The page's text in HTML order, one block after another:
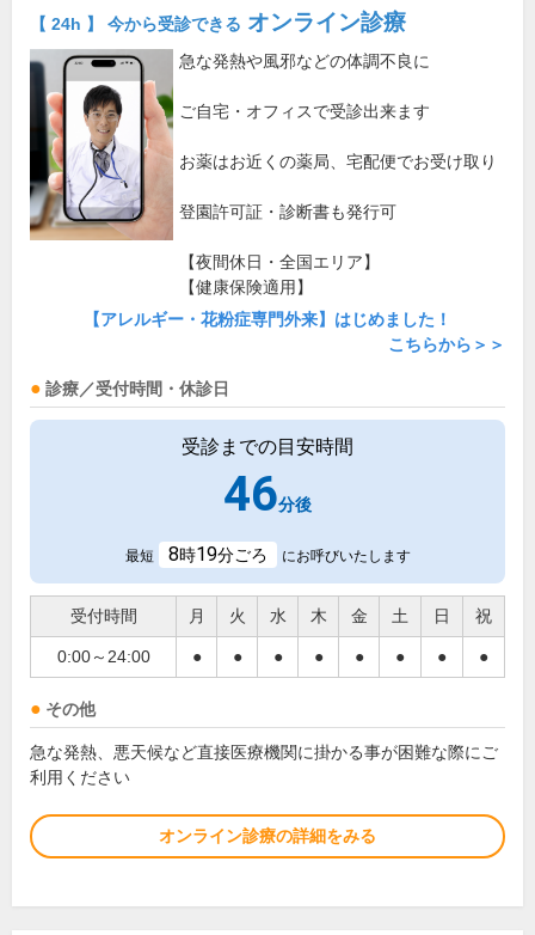
【 24h 】 今から受診できる オンライン診療
急な発熱や風邪などの体調不良に
ご自宅・オフィスで受診出来ます
お薬はお近くの薬局、宅配便でお受け取り
登園許可証・診断書も発行可
【夜間休日・全国エリア】
【健康保険適用】
【アレルギー・花粉症専門外来】はじめました！
こちらから＞＞
診療／受付時間・休診日
受診までの目安時間
46分後
最短 8時19分ごろ にお呼びいたします
受付時間 月 火 水 木 金 土 日 祝
0:00～24:00 ● ● ● ● ● ● ● ●
その他
急な発熱、悪天候など直接医療機関に掛かる事が困難な際にご
利用ください
オンライン診療の詳細をみる